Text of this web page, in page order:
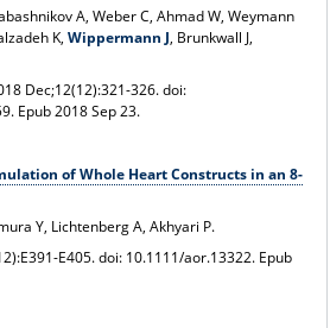
A, Weber C, Ahmad W, Weymann
K, Wippermann J, Brunkwall J,
Dec;12(12):321-326. doi:
Epub 2018 Sep 23.
of Whole Heart Constructs in an 8-
Y, Lichtenberg A, Akhyari P.
E405. doi: 10.1111/aor.13322. Epub